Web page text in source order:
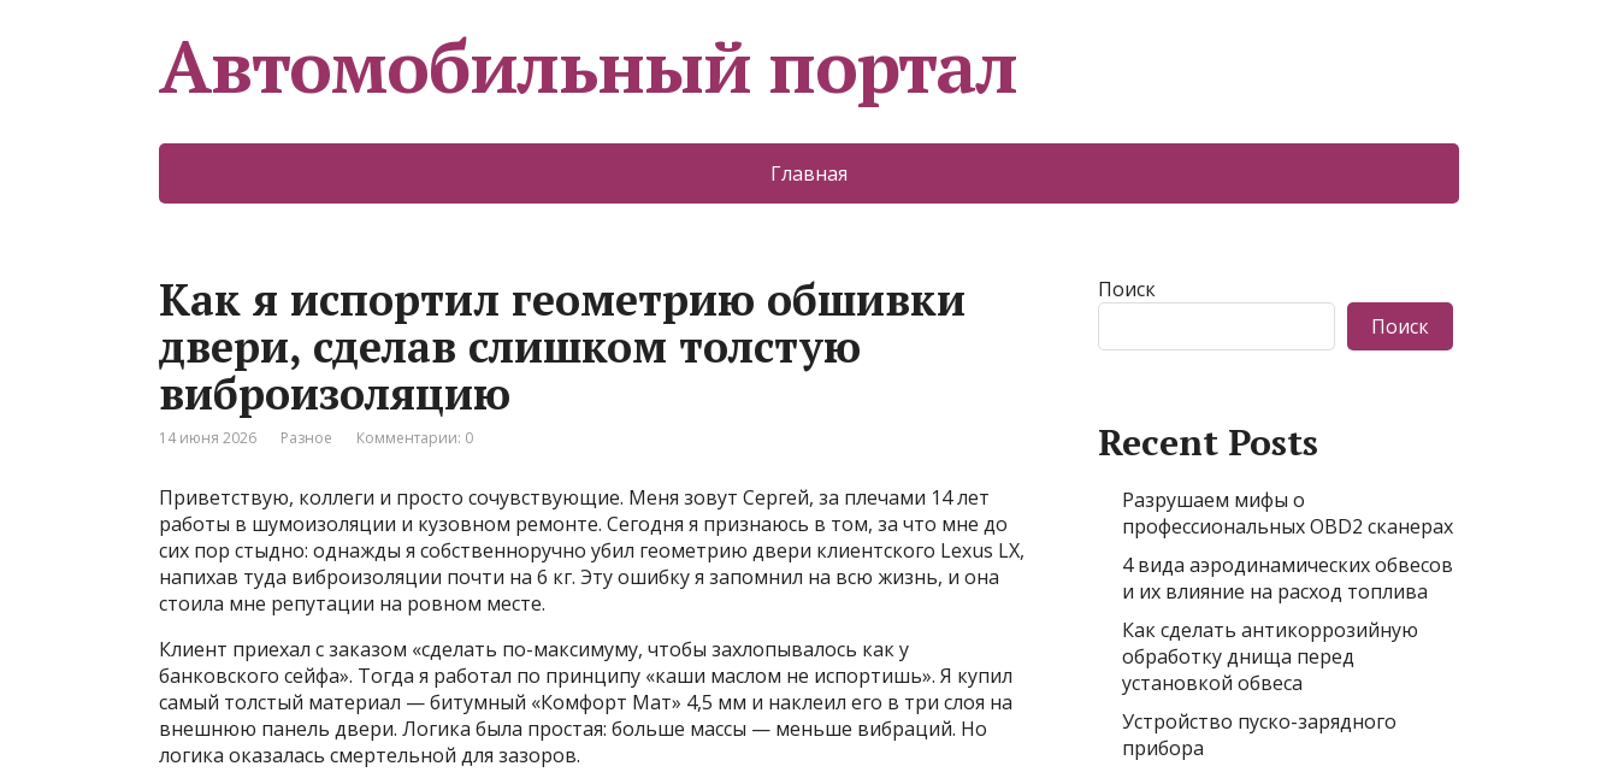
Автомобильный портал
Главная
Как я испортил геометрию обшивки
двери, сделав слишком толстую
виброизоляцию
14 июня 2026 Разное Комментарии: 0
Приветствую, коллеги и просто сочувствующие. Меня зовут Сергей, за плечами 14 лет
работы в шумоизоляции и кузовном ремонте. Сегодня я признаюсь в том, за что мне до
сих пор стыдно: однажды я собственноручно убил геометрию двери клиентского Lexus LX,
напихав туда виброизоляции почти на 6 кг. Эту ошибку я запомнил на всю жизнь, и она
стоила мне репутации на ровном месте.
Клиент приехал с заказом «сделать по-максимуму, чтобы захлопывалось как у
банковского сейфа». Тогда я работал по принципу «каши маслом не испортишь». Я купил
самый толстый материал — битумный «Комфорт Мат» 4,5 мм и наклеил его в три слоя на
внешнюю панель двери. Логика была простая: больше массы — меньше вибраций. Но
логика оказалась смертельной для зазоров.
Поиск
Поиск
Recent Posts
Разрушаем мифы о
профессиональных OBD2 сканерах
4 вида аэродинамических обвесов
и их влияние на расход топлива
Как сделать антикоррозийную
обработку днища перед
установкой обвеса
Устройство пуско-зарядного
прибора